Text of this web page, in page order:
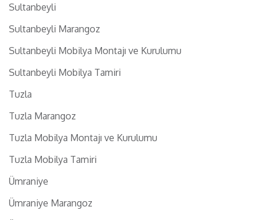
Sultanbeyli
Sultanbeyli Marangoz
Sultanbeyli Mobilya Montajı ve Kurulumu
Sultanbeyli Mobilya Tamiri
Tuzla
Tuzla Marangoz
Tuzla Mobilya Montajı ve Kurulumu
Tuzla Mobilya Tamiri
Ümraniye
Ümraniye Marangoz